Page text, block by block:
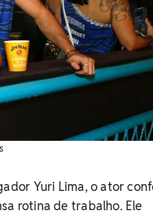
Yuri Lima, o ator
rotina de trabalho. Ele